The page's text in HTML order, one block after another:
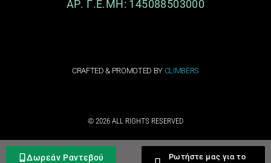
ΑΡ. Γ.Ε.ΜΗ: 145088503000
CRAFTED & PROMOTED BY CLIMBERS
© 2026 ALL RIGHTS RESERVED​
Δωρεάν Ραντεβού
Ρωτήστε μας για το